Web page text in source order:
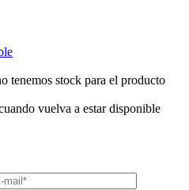
tenemos stock para el producto
vuelva a estar disponible